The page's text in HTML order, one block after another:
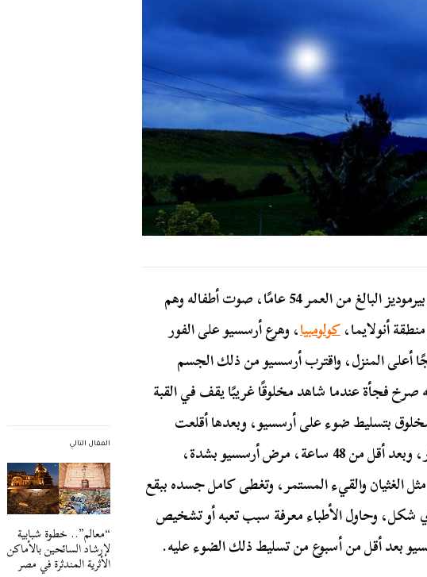
المقال التالي
“معالم”.. خطوة شبابية
لإرشاد السائحين بالأماكن
الأثرية المندثرة في مصر
في يوم من أيام يوليو 1969م، سمع أرسسيو بيرموديز البالغ من العمر 54 عامًا، صوت أطفاله وهم
أنولايما،كولومبيا، وهرع أرسسيو على الفور
المنزل، واقترب أرسسيو من ذلك الجسم
فجأة عندما شاهد مخلوقًا غريبًا يقف في القبة
بتسليط ضوء على أرسسيو، وبعدها أقلعت
المركبة في لحظة واختفت من أمام الأنظار، وبعد أقل من 48 ساعة، مرض أرسسيو بشدة،
الغثيان والقيء المستمر، وتغطى كامل جسده ببقع
شكل، وحاول الأطباء معرفة سبب تعبه أو تشخيص
بعد أقل من أسبوع من تسليط ذلك الضوء عليه.